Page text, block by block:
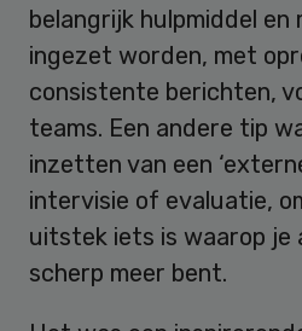
belangrijk hulpmiddel
ingezet worden, met
consistente berichten,
teams. Een andere tip
inzetten van een
intervisie of evaluatie,
uitstek iets is waarop je
scherp meer bent.